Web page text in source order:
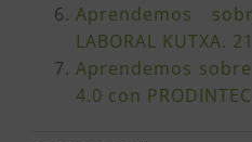
Aprendemos
LABORAL KUTXA.
Aprendemos
4.0 con